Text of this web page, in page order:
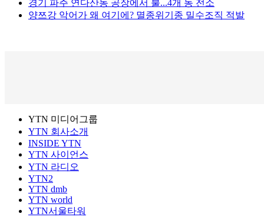
경기 파주 연다산동 공장에서 불...4개 동 전소
양쯔강 악어가 왜 여기에? 멸종위기종 밀수조직 적발
YTN 미디어그룹
YTN 회사소개
INSIDE YTN
YTN 사이언스
YTN 라디오
YTN2
YTN dmb
YTN world
YTN서울타워